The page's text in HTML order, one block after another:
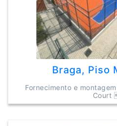
Braga, Piso
Fornecimento e
Court